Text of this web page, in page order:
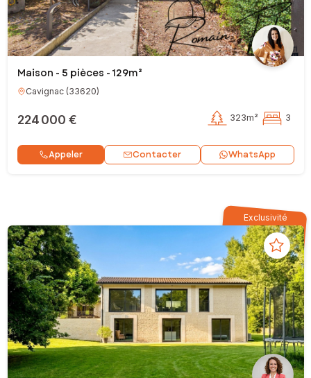
Maison - 5 pièces - 129m²
Cavignac(33620)
224 000 € 323m² 3
Appeler Contacter WhatsApp
Exclusivité